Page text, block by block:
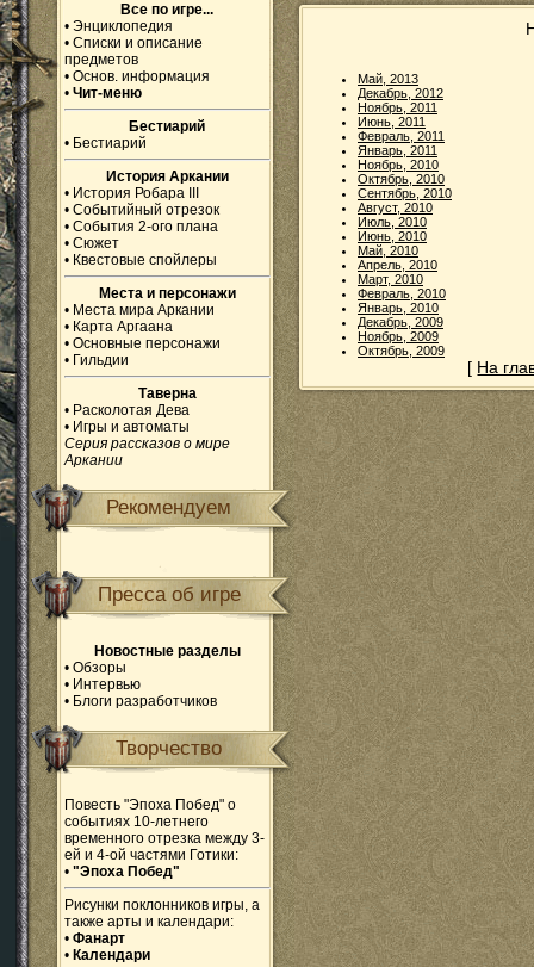
Все по игре...
• Энциклопедия
• Списки и описание
предметов
• Основ. информация
• Чит-меню
Бестиарий
• Бестиарий
История Аркании
• История Робара III
• Событийный отрезок
• События 2-ого плана
• Сюжет
• Квестовые спойлеры
Места и персонажи
• Места мира Аркании
• Карта Аргаана
• Основные персонажи
• Гильдии
Таверна
• Расколотая Дева
• Игры и автоматы
Серия рассказов о мире
Аркании
Рекомендуем
Пресса об игре
Новостные разделы
• Обзоры
• Интервью
• Блоги разработчиков
Творчество
Повесть "Эпоха Побед" о
событиях 10-летнего
временного отрезка между 3-
ей и 4-ой частями Готики:
• "Эпоха Побед"
Рисунки поклонников игры, а
также арты и календари:
• Фанарт
• Календари
Май, 2013
Декабрь, 2012
Ноябрь, 2011
Июнь, 2011
Февраль, 2011
Январь, 2011
Ноябрь, 2010
Октябрь, 2010
Сентябрь, 2010
Август, 2010
Июль, 2010
Июнь, 2010
Май, 2010
Апрель, 2010
Март, 2010
Февраль, 2010
Январь, 2010
Декабрь, 2009
Ноябрь, 2009
Октябрь, 2009
[ На